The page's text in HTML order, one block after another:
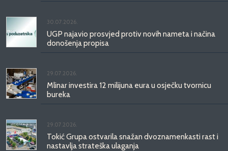
30.07.2026.
UGP najavio prosvjed protiv novih nameta i načina
donošenja propisa
29.07.2026.
Mlinar investira 12 milijuna eura u osječku tvornicu
bureka
29.07.2026.
Tokić Grupa ostvarila snažan dvoznamenkasti rast i
nastavlja strateška ulaganja